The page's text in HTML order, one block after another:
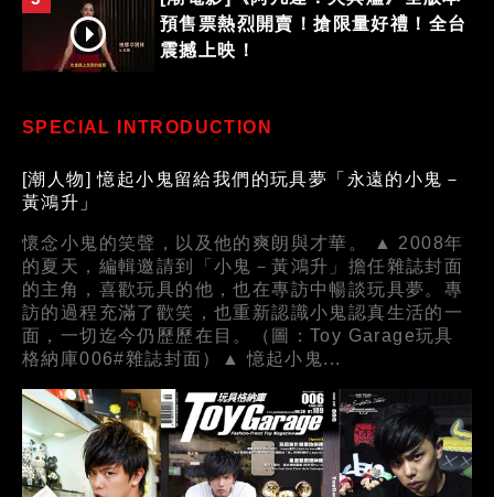
預售票熱烈開賣！搶限量好禮！全台
震撼上映！
SPECIAL INTRODUCTION
[潮人物] 憶起小鬼留給我們的玩具夢「永遠的小鬼－
黃鴻升」
懷念小鬼的笑聲，以及他的爽朗與才華。 ▲ 2008年
的夏天，編輯邀請到「小鬼－黃鴻升」擔任雜誌封面
的主角，喜歡玩具的他，也在專訪中暢談玩具夢。專
訪的過程充滿了歡笑，也重新認識小鬼認真生活的一
面，一切迄今仍歷歷在目。（圖：Toy Garage玩具
格納庫006#雜誌封面）▲ 憶起小鬼...